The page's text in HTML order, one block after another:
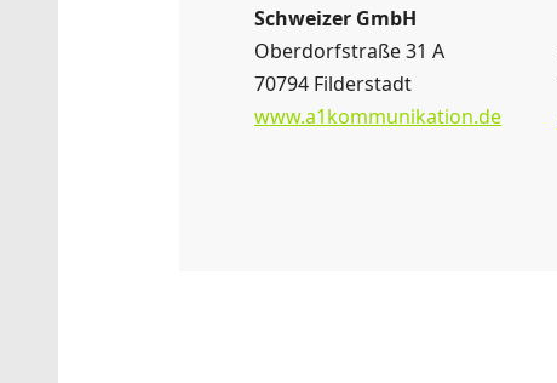
Schweizer GmbH
Oberdorfstraße 31 A
70794 Filderstadt
www.a1kommunikation.de